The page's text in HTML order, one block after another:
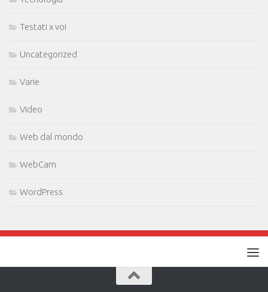
Testati x voi
Uncategorized
Varie
Video
Web dal mondo
WebCam
WordPress